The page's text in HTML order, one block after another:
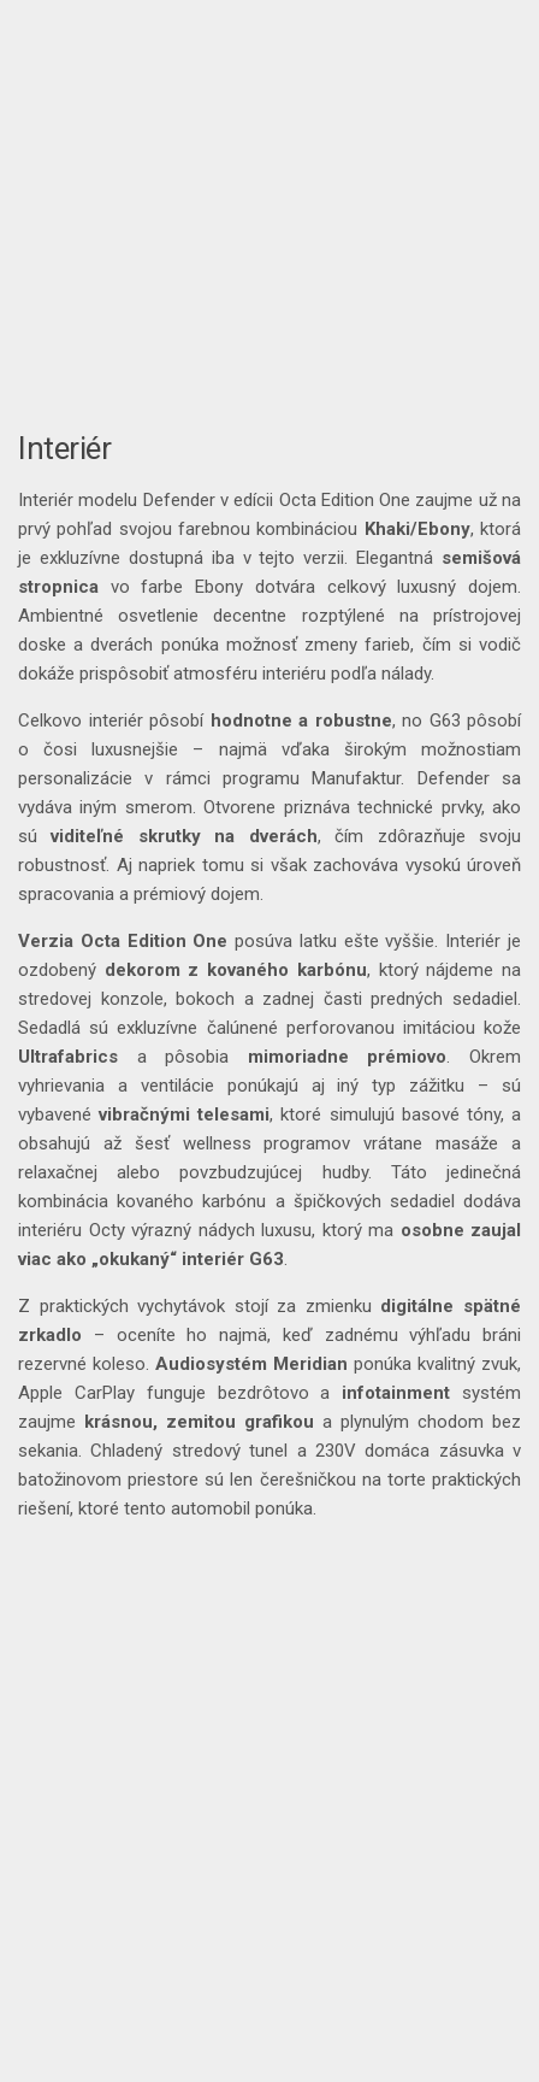
Interiér
Interiér modelu Defender v edícii Octa Edition One zaujme už na
prvý pohľad svojou farebnou kombináciou Khaki/Ebony, ktorá
je exkluzívne dostupná iba v tejto verzii. Elegantná semišová
stropnica vo farbe Ebony dotvára celkový luxusný dojem.
Ambientné osvetlenie decentne rozptýlené na prístrojovej
doske a dverách ponúka možnosť zmeny farieb, čím si vodič
dokáže prispôsobiť atmosféru interiéru podľa nálady.
Celkovo interiér pôsobí hodnotne a robustne, no G63 pôsobí
o čosi luxusnejšie – najmä vďaka širokým možnostiam
personalizácie v rámci programu Manufaktur. Defender sa
vydáva iným smerom. Otvorene priznáva technické prvky, ako
súviditeľné skrutky na dverách, čím zdôrazňuje svoju
robustnosť. Aj napriek tomu si však zachováva vysokú úroveň
spracovania a prémiový dojem.
Verzia Octa Edition One posúva latku ešte vyššie. Interiér je
ozdobený dekorom z kovaného karbónu, ktorý nájdeme na
stredovej konzole, bokoch a zadnej časti predných sedadiel.
Sedadlá sú exkluzívne čalúnené perforovanou imitáciou kože
Ultrafabrics a pôsobia mimoriadne prémiovo. Okrem
vyhrievania a ventilácie ponúkajú aj iný typ zážitku – sú
vybavenévibračnými telesami, ktoré simulujú basové tóny, a
obsahujú až šesť wellness programov vrátane masáže a
relaxačnej alebo povzbudzujúcej hudby. Táto jedinečná
kombinácia kovaného karbónu a špičkových sedadiel dodáva
interiéru Octy výrazný nádych luxusu, ktorý ma osobne zaujal
viac ako „okukaný“ interiér G63.
Z praktických vychytávok stojí za zmienku digitálne spätné
zrkadlo – oceníte ho najmä, keď zadnému výhľadu bráni
rezervné koleso. Audiosystém Meridian ponúka kvalitný zvuk,
Apple CarPlay funguje bezdrôtovo a infotainment systém
zaujme krásnou, zemitou grafikou a plynulým chodom bez
sekania. Chladený stredový tunel a 230V domáca zásuvka v
batožinovom priestore sú len čerešničkou na torte praktických
riešení, ktoré tento automobil ponúka.